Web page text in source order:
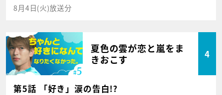
8月4日(火)放送分
夏色の雲が恋と嵐をま
きおこす
4
第5話 「好き」涙の告白!?